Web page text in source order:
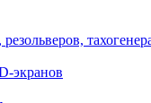
экранов